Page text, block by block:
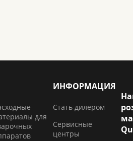
для
ИНФОРМАЦИЯ
Стать дилером
Сервисные
центры